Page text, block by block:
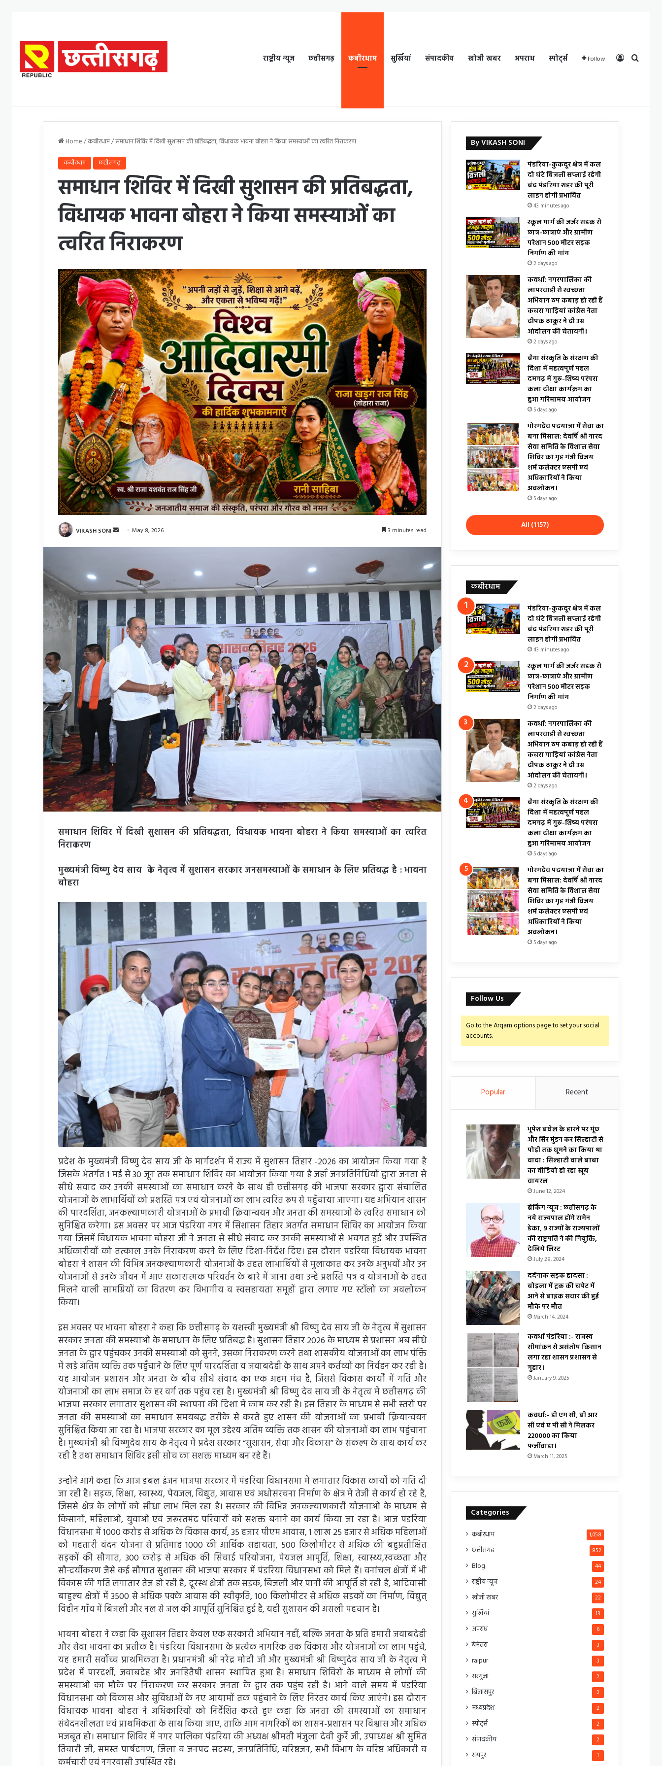
राष्ट्रीय न्यूज छत्तीसगढ़ कबीरधाम सुर्खियां संपादकीय खोजी खबर अपराध स्पोर्ट्स Follow Log In
Home/कबीरधाम/समाधान शिविर में दिखी सुशासन की प्रतिबद्धता, विधायक भावना बोहरा ने किया समस्याओं का त्वरित निराकरण
कबीरधाम छत्तीसगढ़
समाधान शिविर में दिखी सुशासन की प्रतिबद्धता,
विधायक भावना बोहरा ने किया समस्याओं का
त्वरित निराकरण
VIKASH SONI
Send May 8, 2026 3 minutes read
समाधान शिविर में दिखी सुशासन की प्रतिबद्धता, विधायक भावना बोहरा ने किया समस्याओं का त्वरित
निराकरण
मुख्यमंत्री विष्णु देव साय के नेतृत्व में सुशासन सरकार जनसमस्याओं के समाधान के लिए प्रतिबद्ध है : भावना
बोहरा
प्रदेश के मुख्यमंत्री विष्णु देव साय जी के मार्गदर्शन में राज्य में सुशासन तिहार -2026 का आयोजन किया गया है
जिसके अंतर्गत 1 मई से 30 जून तक समाधान शिविर का आयोजन किया गया है जहाँ जनप्रतिनिधियों द्वारा जनता से
सीधे संवाद कर उनकी समस्याओं का समाधान करने के साथ ही छत्तीसगढ़ की भाजपा सरकार द्वारा संचालित
योजनाओं के लाभार्थियों को प्रशस्ति पत्र एवं योजनाओं का लाभ त्वरित रूप से पहुँचाया जाएगा। यह अभियान शासन
की पारदर्शिता, जनकल्याणकारी योजनाओं के प्रभावी क्रियान्वयन और जनता की समस्याओं के त्वरित समाधान को
सुनिश्चित करेगा। इस अवसर पर आज पंडरिया नगर में सिशासन तिहार अंतर्गत समाधान शिविर का आयोजन किया
गया जिसमें विधायक भावना बोहरा जी ने जनता से सीधे संवाद कर उनकी समस्याओं से अवगत हुईं और उपस्थित
अधिकारीयों को तत्काल उनके निराकरण करने के लिए दिशा-निर्देश दिए। इस दौरान पंडरिया विधायक भावना
बोहरा ने शासन की विभिन्न जनकल्याणकारी योजनाओं के तहत लाभार्थियों से मुलाकात कर उनके अनुभवों और उन
योजनाओं से उनके जीवन में आए सकारात्मक परिवर्तन के बारे में जाना तथा उन्हें प्रशस्ति पत्र व योजनाओं के तहत
मिलने वाली सामग्रियों का वितरण कर विभागीय व स्वसहायता समूहों द्वारा लगाए गए स्टॉलों का अवलोकन
किया।
इस अवसर पर भावना बोहरा ने कहा कि छत्तीसगढ़ के यशस्वी मुख्यमंत्री श्री विष्णु देव साय जी के नेतृत्व में सुशासन
सरकार जनता की समस्याओं के समाधान के लिए प्रतिबद्ध है। सुशासन तिहार 2026 के माध्यम से प्रशासन अब सीधे
जनता के द्वार पहुंचकर उनकी समस्याओं को सुनने, उसका निराकरण करने तथा शासकीय योजनाओं का लाभ पंक्ति
में खड़े अंतिम व्यक्ति तक पहुँचाने के लिए पूर्ण पारदर्शिता व जवाबदेही के साथ अपने कर्तव्यों का निर्वहन कर रही है।
यह आयोजन प्रशासन और जनता के बीच सीधे संवाद का एक अहम मंच है, जिससे विकास कार्यों में गति और
योजनाओं का लाभ समाज के हर वर्ग तक पहुंच रहा है। मुख्यमंत्री श्री विष्णु देव साय जी के नेतृत्व में छत्तीसगढ़ की
भाजपा सरकार लगातार सुशासन की स्थापना की दिशा में काम कर रही है। इस तिहार के माध्यम से सभी स्तरों पर
जनता की समस्याओं का समाधान समयबद्ध तरीके से करते हुए शासन की योजनाओं का प्रभावी क्रियान्वयन
सुनिश्चित किया जा रहा है। भाजपा सरकार का मूल उद्देश्य अंतिम व्यक्ति तक शासन की योजनाओं का लाभ पहुंचाना
है। मुख्यमंत्री श्री विष्णुदेव साय के नेतृत्व में प्रदेश सरकार “सुशासन, सेवा और विकास” के संकल्प के साथ कार्य कर
रही है तथा समाधान शिविर इसी सोच का सशक्त माध्यम बन रहे हैं।
उन्होंने आगे कहा कि आज डबल इंजन भाजपा सरकार में पंडरिया विधानसभा में लगातार विकास कार्यों को गति दी
जा रही है। सड़क, शिक्षा, स्वास्थ्य, पेयजल, विद्युत, आवास एवं अधोसंरचना निर्माण के क्षेत्र में तेजी से कार्य हो रहे हैं,
जिससे क्षेत्र के लोगों को सीधा लाभ मिल रहा है। सरकार की विभिन्न जनकल्याणकारी योजनाओं के माध्यम से
किसानों, महिलाओं, युवाओं एवं जरूरतमंद परिवारों को सशक्त बनाने का कार्य किया जा रहा है। आज पंडरिया
विधानसभा में 1000 करोड़ से अधिक के विकास कार्य, 35 हजार पीएम आवास, 1 लाख 25 हजार से अधिक महिलाओं
को महतारी वंदन योजना से प्रतिमाह 1000 की आर्थिक सहायता, 500 किलोमीटर से अधिक की बहुप्रतीक्षित
सड़कों की सौगात, 300 करोड़ से अधिक की सिंचाई परियोजना, पेयजल आपूर्ति, शिक्षा, स्वास्थ्य,स्वच्छता और
सौन्दर्यीकरण जैसे कई सौगात सुशासन की भाजपा सरकार में पंडरिया विधानसभा को मिले हैं। वनांचल क्षेत्रों में भी
विकास की गति लगातार तेज हो रही है, दूरस्थ क्षेत्रों तक सड़क, बिजली और पानी की आपूर्ति हो रही है, आदिवासी
बाहुल्य क्षेत्रों में 3500 से अधिक पक्के आवास की स्वीकृति, 100 किलोमीटर से अधिक सड़कों का निर्माण, विद्युत्
विहीन गाँव में बिजली और नल से जल की आपूर्ति सुनिश्चित हुई है, यही सुशासन की असली पहचान है।
भावना बोहरा ने कहा कि सुशासन तिहार केवल एक सरकारी अभियान नहीं, बल्कि जनता के प्रति हमारी जवाबदेही
और सेवा भावना का प्रतीक है। पंडरिया विधानसभा के प्रत्येक नागरिक तक विकास और योजनाओं का लाभ पहुंचे,
यह हमारी सर्वोच्च प्राथमिकता है। प्रधानमंत्री श्री नरेंद्र मोदी जी और मुख्यमंत्री श्री विष्णुदेव साय जी के नेतृत्व में
प्रदेश में पारदर्शी, जवाबदेह और जनहितैषी शासन स्थापित हुआ है। समाधान शिविरों के माध्यम से लोगों की
समस्याओं का मौके पर निराकरण कर सरकार जनता के द्वार तक पहुंच रही है। आने वाले समय में पंडरिया
विधानसभा को विकास और सुविधाओं के नए आयामों तक पहुंचाने के लिए निरंतर कार्य किए जाएंगे। इस दौरान
विधायक भावना बोहरा ने अधिकारियों को निर्देशित करते हुए कहा कि जनता की समस्याओं का समाधान
संवेदनशीलता एवं प्राथमिकता के साथ किया जाए, ताकि आम नागरिकों का शासन-प्रशासन पर विश्वास और अधिक
मजबूत हो। समाधान शिविर में नगर पालिका पंडरिया की अध्यक्ष श्रीमती मंजुला देवी कुर्रे जी, उपाध्यक्ष श्री सुमित
तिवारी जी, समस्त पार्षदगण, जिला व जनपद सदस्य, जनप्रतिनिधि, वरिष्ठजन, सभी विभाग के वरिष्ठ अधिकारी व
कर्मचारी एवं नगरवासी उपस्थित रहे।
By VIKASH SONI
पंडरिया-कुकदूर क्षेत्र में कल
दो घंटे बिजली सप्लाई रहेगी
बंद पंडरिया शहर की पूरी
लाइन होगी प्रभावित
43 minutes ago
स्कूल मार्ग की जर्जर सड़क से
छात्र-छात्राएं और ग्रामीण
परेशान 500 मीटर सड़क
निर्माण की मांग
2 days ago
कवर्धा: नगरपालिका की
लापरवाही से स्वच्छता
अभियान ठप कबाड़ हो रही हैं
कचरा गाड़ियां कांग्रेस नेता
दीपक ठाकुर ने दी उग्र
आंदोलन की चेतावनी।
2 days ago
बैगा संस्कृति के संरक्षण की
दिशा में महत्वपूर्ण पहल
दमगढ़ में गुरु-शिष्य परंपरा
कला दीक्षा कार्यक्रम का
हुआ गरिमामय आयोजन
5 days ago
भोरमदेव पदयात्रा में सेवा का
बना मिसाल: देवर्षि श्री नारद
सेवा समिति के विशाल सेवा
शिविर का गृह मंत्री विजय
शर्म कलेक्टर एसपी एवं
अधिकारियों ने किया
अवलोकन।
5 days ago
All (1157)
कबीरधाम
पंडरिया-कुकदूर क्षेत्र में कल
दो घंटे बिजली सप्लाई रहेगी
बंद पंडरिया शहर की पूरी
लाइन होगी प्रभावित
43 minutes ago
स्कूल मार्ग की जर्जर सड़क से
छात्र-छात्राएं और ग्रामीण
परेशान 500 मीटर सड़क
निर्माण की मांग
2 days ago
कवर्धा: नगरपालिका की
लापरवाही से स्वच्छता
अभियान ठप कबाड़ हो रही हैं
कचरा गाड़ियां कांग्रेस नेता
दीपक ठाकुर ने दी उग्र
आंदोलन की चेतावनी।
2 days ago
बैगा संस्कृति के संरक्षण की
दिशा में महत्वपूर्ण पहल
दमगढ़ में गुरु-शिष्य परंपरा
कला दीक्षा कार्यक्रम का
हुआ गरिमामय आयोजन
5 days ago
भोरमदेव पदयात्रा में सेवा का
बना मिसाल: देवर्षि श्री नारद
सेवा समिति के विशाल सेवा
शिविर का गृह मंत्री विजय
शर्म कलेक्टर एसपी एवं
अधिकारियों ने किया
अवलोकन।
5 days ago
Follow Us
Go to the Arqam options page to set your social
accounts.
Popular Recent
भूपेश बघेल के हारने पर मूंछ
और सिर मुंडन कर सिल्हाटी से
पोड़ी तक घूमने का किया था
वादा : सिल्हाटी वाले बाबा
का वीडियो हो रहा खूब
वायरल
June 12, 2024
ब्रेकिंग न्यूज : छत्तीसगढ़ के
नये राज्यपाल होंगे रामेन
डेका, 9 राज्यों के राज्यपालों
की राष्ट्रपति ने की नियुक्ति,
देखिये लिस्ट
July 28, 2024
दर्दनाक सड़क हादसा :
बोड़ला में ट्रक की चपेट में
आने से बाइक सवार की हुई
मौके पर मौत
March 14, 2024
कवर्धा पंडरिया :- राजस्व
सीमांकन से असंतोष किसान
लगा रहा शासन प्रशासन से
गुहार।
January 9, 2025
कवर्धा:- डी एम सी, बी आर
सी एवं ए पी सी ने मिलकर
₹220000 का किया
फर्जीवाड़ा।
March 11, 2025
Categories
कबीरधाम 1,058
छत्तीसगढ़ 852
Blog 44
राष्ट्रीय न्यूज 24
खोजी खबर 22
सुर्खियां 13
अपराध 6
बेमेतरा 3
raipur 3
सरगुजा 2
बिलासपुर 2
मध्यप्रदेश 2
स्पोर्ट्स 2
संपादकीय 2
रायपुर 1